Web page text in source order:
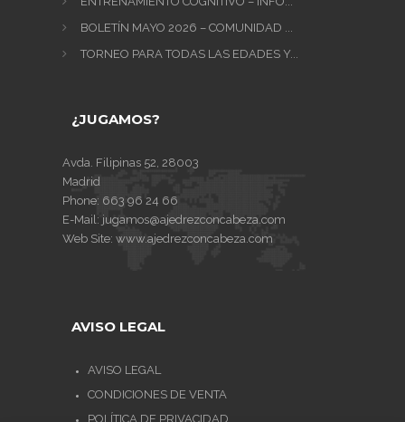
BOLETÍN MAYO 2026 – COMUNIDAD ...
TORNEO PARA TODAS LAS EDADES Y...
¿JUGAMOS?
Avda. Filipinas 52, 28003
Madrid
Phone: 663 96 24 66
E-Mail: jugamos@ajedrezconcabeza.com
Web Site: www.ajedrezconcabeza.com
AVISO LEGAL
AVISO LEGAL
CONDICIONES DE VENTA
POLÍTICA DE PRIVACIDAD